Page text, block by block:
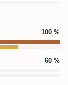
100 %
60 %